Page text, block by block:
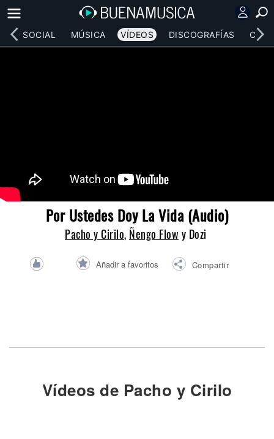
RED SOCIAL MÚSICA VÍDEOS DISCOGRAFÍAS
Por Ustedes Doy La Vida (Audio)
Pacho y Cirilo, Ñengo Flow y Dozi
Añadir a favoritos Compartir
Vídeos de Pacho y Cirilo